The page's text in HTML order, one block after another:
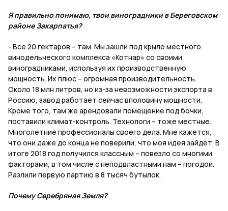
Я правильно понимаю, твои виноградники в Береговском
районе Закарпатья?
- Все 20 гектаров – там. Мы зашли под крыло местного
винодельческого комплекса «Котнар» со своими
виноградниками, используя их производственную
мощность. Их плюс – огромная производительность.
Около 18 млн литров, но из-за невозможности экспорта в
Россию, завод работает сейчас вполовину мощности.
Кроме того, там же арендовали помещение под бочки,
поставили климат-контроль. Технологи – тоже местные.
Многолетние профессионалы своего дела. Мне кажется,
что они даже до конца не поверили, что моя идея зайдет. В
итоге 2018 год получился классным – повезло со многими
факторами, в том числе с неподвластными нам – погодой.
Разлили первую партию в 8 тысяч бутылок.
Почему Серебряная Земля?